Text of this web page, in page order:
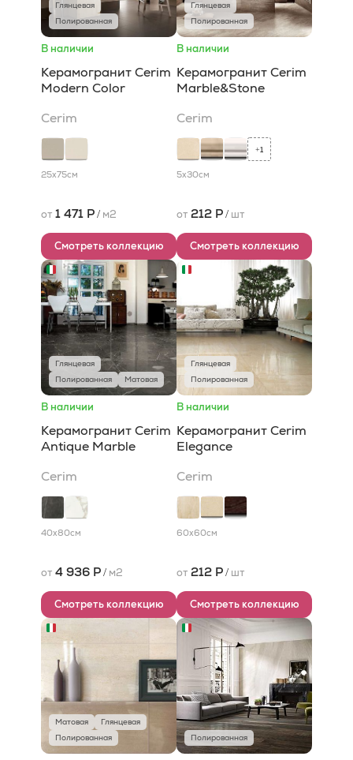
Глянцевая
Полированная
В наличии
Керамогранит Cerim
Modern Color
Cerim
25x75см
от 1 471 Р/ м2
Смотреть коллекцию
Глянцевая
Полированная
В наличии
Керамогранит Cerim
Marble&Stone
Cerim
+1
5x30см
от 212 Р/ шт
Смотреть коллекцию
Глянцевая
Полированная
Матовая
В наличии
Керамогранит Cerim
Antique Marble
Cerim
40x80см
от 4 936 Р/ м2
Смотреть коллекцию
Глянцевая
Полированная
В наличии
Керамогранит Cerim
Elegance
Cerim
60x60см
от 212 Р/ шт
Смотреть коллекцию
Матовая
Глянцевая
Полированная
Полированная